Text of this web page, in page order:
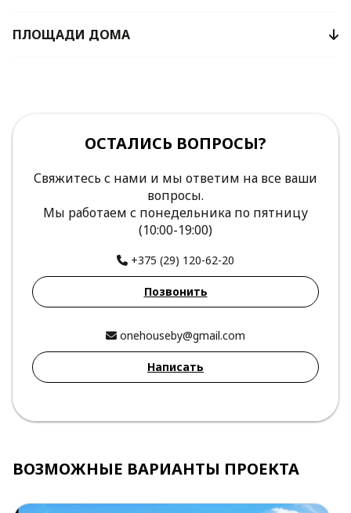
ПЛОЩАДИ ДОМА
ОСТАЛИСЬ ВОПРОСЫ?
Свяжитесь с нами и мы ответим на все ваши
вопросы.
Мы работаем с понедельника по пятницу
(10:00-19:00)
+375 (29) 120-62-20
Позвонить
onehouseby@gmail.com
Написать
ВОЗМОЖНЫЕ ВАРИАНТЫ ПРОЕКТА